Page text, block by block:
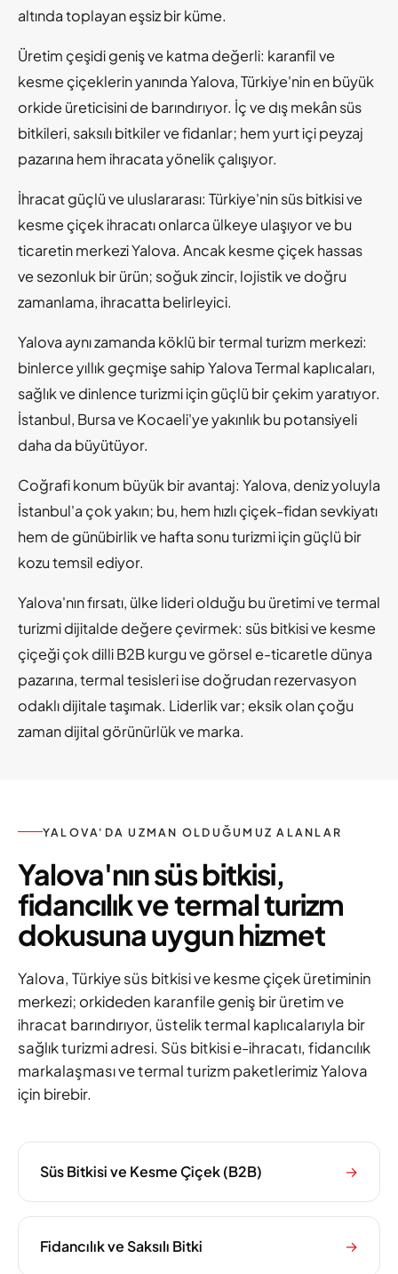
altında toplayan eşsiz bir küme.
Üretim çeşidi geniş ve katma değerli: karanfil ve
kesme çiçeklerin yanında Yalova, Türkiye'nin en büyük
orkide üreticisini de barındırıyor. İç ve dış mekân süs
bitkileri, saksılı bitkiler ve fidanlar; hem yurt içi peyzaj
pazarına hem ihracata yönelik çalışıyor.
İhracat güçlü ve uluslararası: Türkiye'nin süs bitkisi ve
kesme çiçek ihracatı onlarca ülkeye ulaşıyor ve bu
ticaretin merkezi Yalova. Ancak kesme çiçek hassas
ve sezonluk bir ürün; soğuk zincir, lojistik ve doğru
zamanlama, ihracatta belirleyici.
Yalova aynı zamanda köklü bir termal turizm merkezi:
binlerce yıllık geçmişe sahip Yalova Termal kaplıcaları,
sağlık ve dinlence turizmi için güçlü bir çekim yaratıyor.
İstanbul, Bursa ve Kocaeli'ye yakınlık bu potansiyeli
daha da büyütüyor.
Coğrafi konum büyük bir avantaj: Yalova, deniz yoluyla
İstanbul'a çok yakın; bu, hem hızlı çiçek-fidan sevkiyatı
hem de günübirlik ve hafta sonu turizmi için güçlü bir
kozu temsil ediyor.
Yalova'nın fırsatı, ülke lideri olduğu bu üretimi ve termal
turizmi dijitalde değere çevirmek: süs bitkisi ve kesme
çiçeği çok dilli B2B kurgu ve görsel e-ticaretle dünya
pazarına, termal tesisleri ise doğrudan rezervasyon
odaklı dijitale taşımak. Liderlik var; eksik olan çoğu
zaman dijital görünürlük ve marka.
YALOVA'DA UZMAN OLDUĞUMUZ ALANLAR
Yalova'nın süs bitkisi,
fidancılık ve termal turizm
dokusuna uygun hizmet
Yalova, Türkiye süs bitkisi ve kesme çiçek üretiminin
merkezi; orkideden karanfile geniş bir üretim ve
ihracat barındırıyor, üstelik termal kaplıcalarıyla bir
sağlık turizmi adresi. Süs bitkisi e-ihracatı, fidancılık
markalaşması ve termal turizm paketlerimiz Yalova
için birebir.
Süs Bitkisi ve Kesme Çiçek (B2B) →
Fidancılık ve Saksılı Bitki →